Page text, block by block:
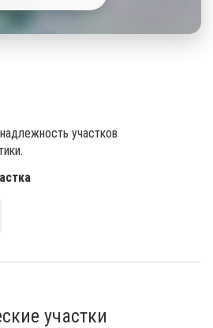
участков
участки